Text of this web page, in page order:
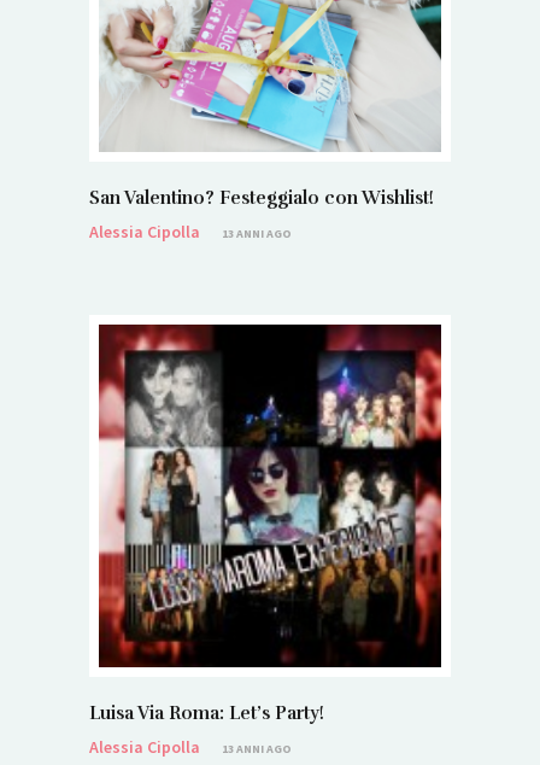
San Valentino? Festeggialo con Wishlist!
Alessia Cipolla
13 ANNI AGO
Luisa Via Roma: Let’s Party!
Alessia Cipolla
13 ANNI AGO